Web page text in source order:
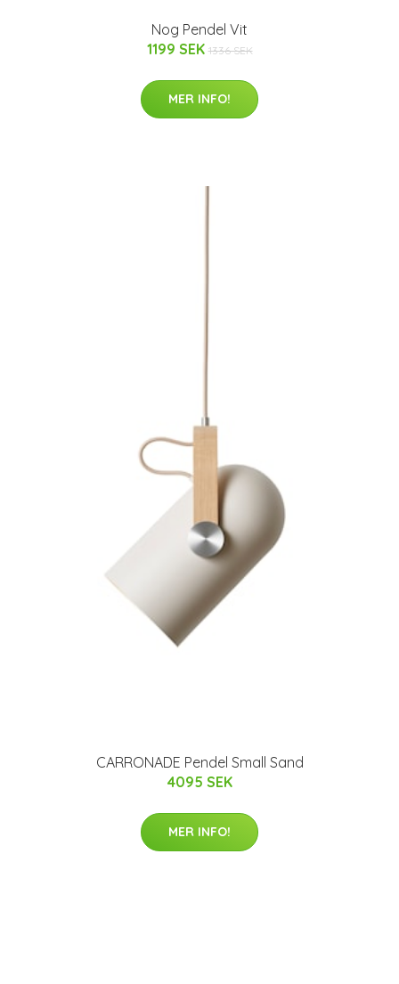
Nog Pendel Vit
1199 SEK 1336 SEK
MER INFO!
CARRONADE Pendel Small Sand
4095 SEK
MER INFO!